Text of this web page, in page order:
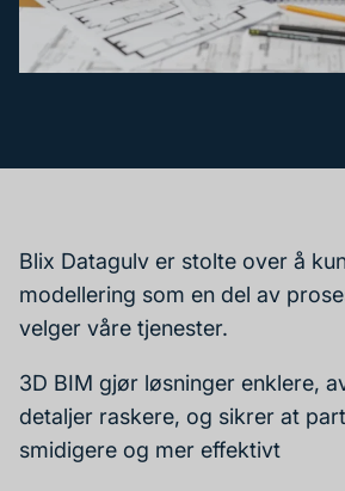
Blix Datagulv er stolte over å
modellering som en del av
velger våre tjenester.
3D BIM gjør løsninger enklere,
detaljer raskere, og sikrer at
smidigere og mer effektivt